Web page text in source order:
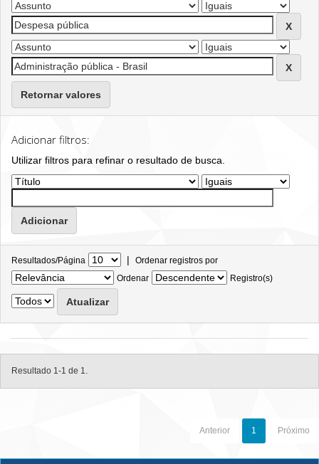
Retornar valores
Adicionar filtros:
Utilizar filtros para refinar o resultado de busca.
Resultados/Página | Ordenar registros por
Ordenar
Registro(s)
Resultado 1-1 de 1.
Anterior 1 Próximo